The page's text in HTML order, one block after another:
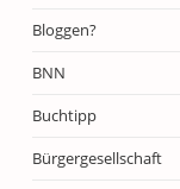
Bloggen?
BNN
Buchtipp
Bürgergesellschaft